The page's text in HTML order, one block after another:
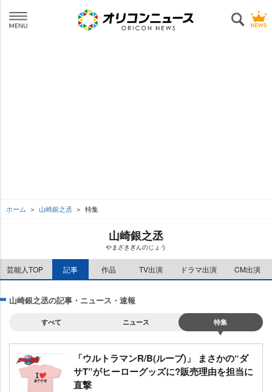
ホーム 山崎銀之丞 特集
山崎銀之丞
まざきぎんのじょう
芸能人TOP 記事 作品 TV出演 ドラマ出演 CM出演
山崎銀之丞の記事・ニュース・速報
すべて ニュース 特集
「ウルトラマンR/B(ルーブ)」 まさかの“ダ
サT”がヒーローグッズに?販売理由を担当に
直撃